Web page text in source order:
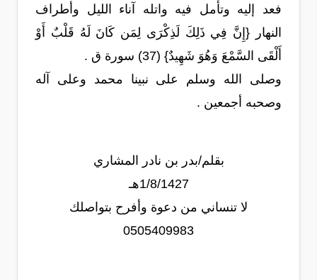
فعد إليه وتأمل فيه واتله آناء الليل وأطراف
النهار {إِنَّ فِي ذَلِكَ لَذِكْرَى لِمَن كَانَ لَهُ قَلْبٌ أَوْ
أَلْقَى السَّمْعَ وَهُوَ شَهِيدٌ} (37) سورة ق .
وصلى الله وسلم على نبينا محمد وعلى آله
وصحبه أجمعين .
بقلم/بدر بن نادر المشاري
1/8/1427هـ
لا تنساني من دعوة وأفرح بتواصلك
0505409983